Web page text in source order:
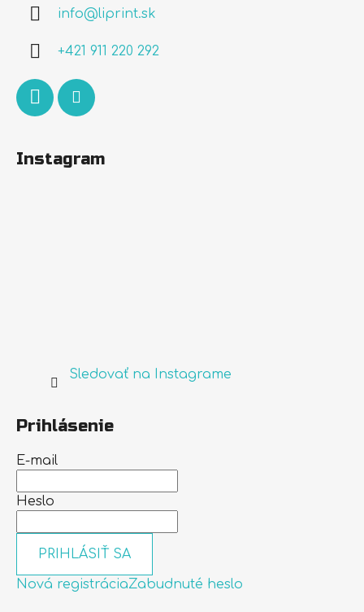
info@liprint.sk
+421 911 220 292
Instagram
Sledovať na Instagrame
Prihlásenie
E-mail
Heslo
PRIHLÁSIŤ SA
Nová registráciaZabudnuté heslo